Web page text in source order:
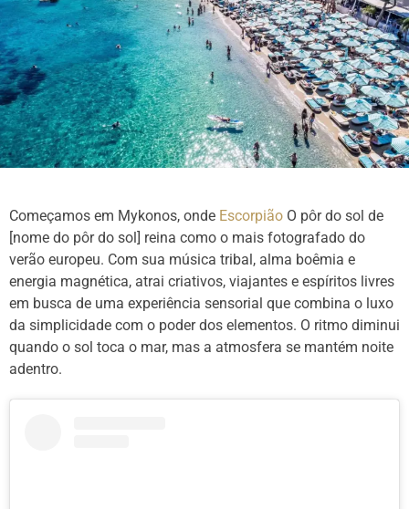
Começamos em Mykonos, onde Escorpião O pôr do sol de
[nome do pôr do sol] reina como o mais fotografado do
verão europeu. Com sua música tribal, alma boêmia e
energia magnética, atrai criativos, viajantes e espíritos livres
em busca de uma experiência sensorial que combina o luxo
da simplicidade com o poder dos elementos. O ritmo diminui
quando o sol toca o mar, mas a atmosfera se mantém noite
adentro.